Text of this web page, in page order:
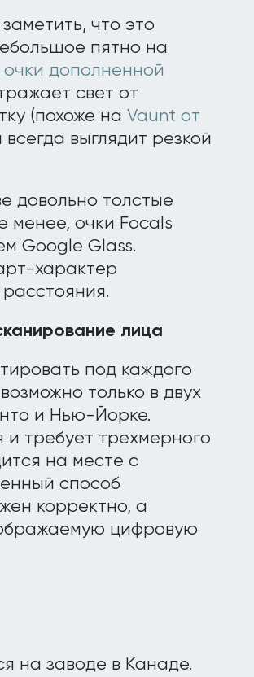
что это
пятно на
очки дополненной
свет от
(похоже на Vaunt от
выглядит резкой
довольно толстые
менее, очки Focals
Google Glass.
характер
лица
под каждого
только в двух
и Нью-Йорке.
требует трехмерного
на месте с
способ
корректно, а
цифровую
на заводе в Канаде.